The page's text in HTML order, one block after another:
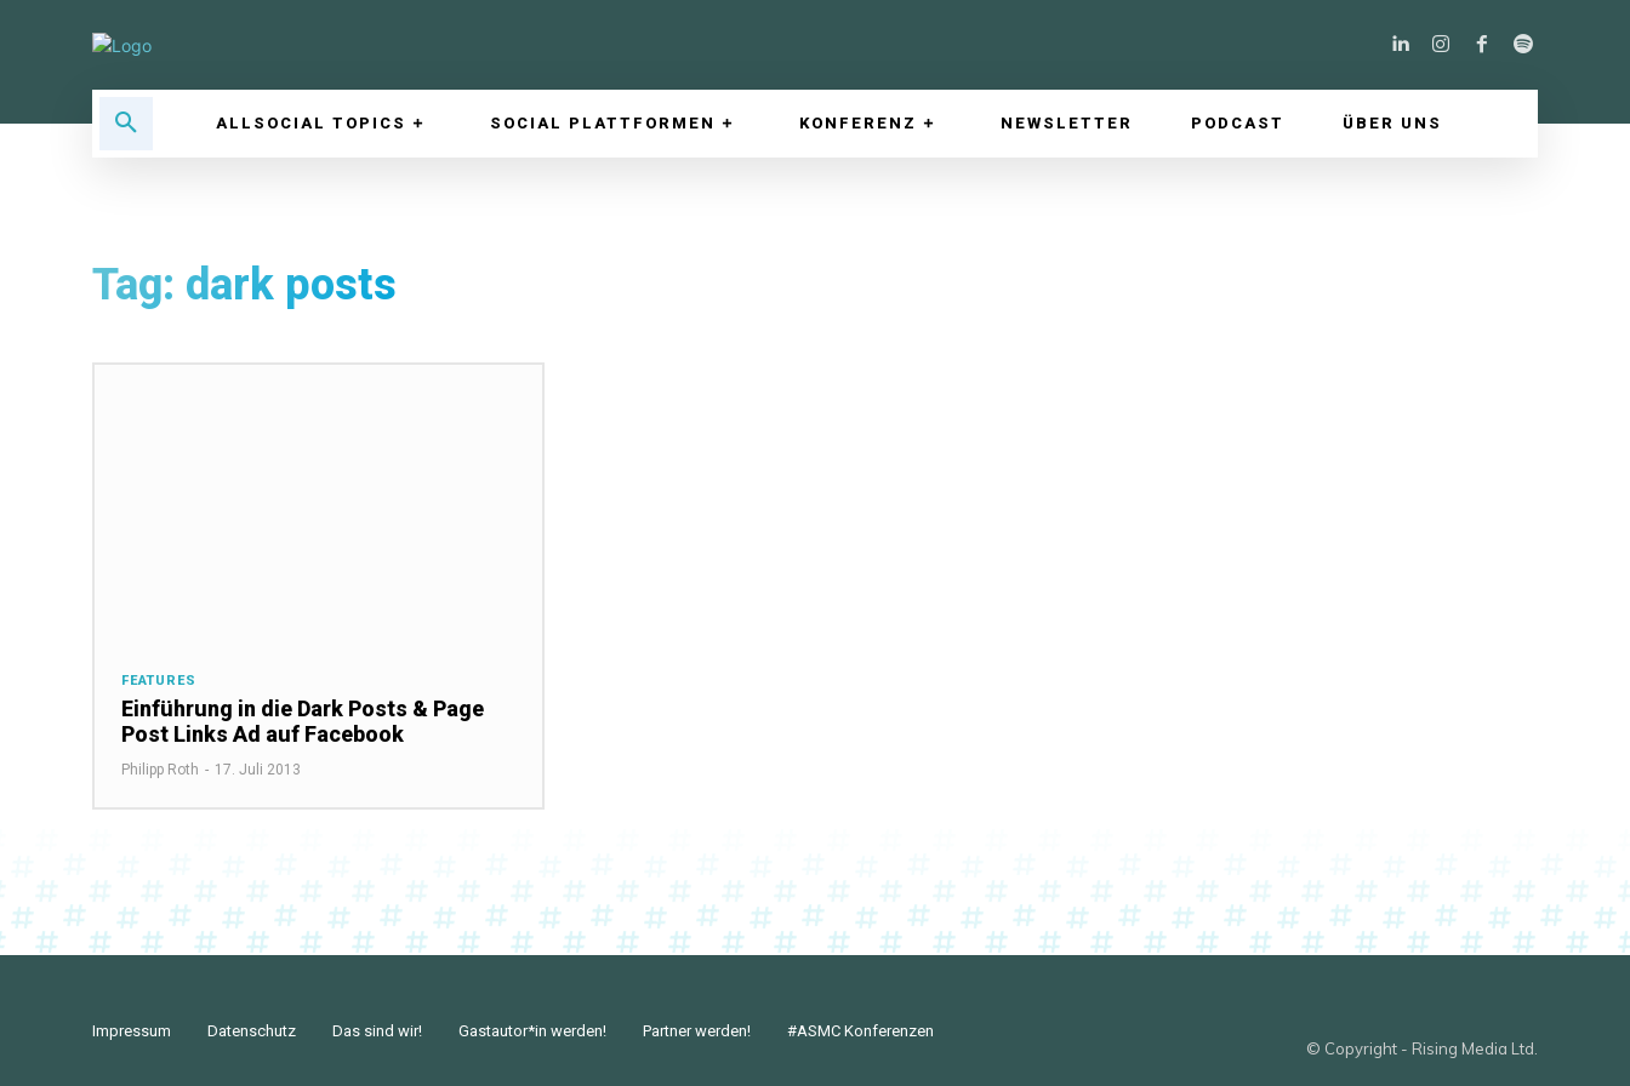
ALLSOCIAL TOPICS SOCIAL PLATTFORMEN KONFERENZ NEWSLETTER PODCAST ÜBER UNS
Tag: dark posts
FEATURES
Einführung in die Dark Posts & Page
Post Links Ad auf Facebook
Philipp Roth - 17. Juli 2013
Impressum Datenschutz Das sind wir! Gastautor*in werden! Partner werden! #ASMC Konferenzen
© Copyright - Rising Media Ltd.